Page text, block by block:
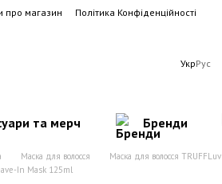
про магазин Політика Конфіденційності
УкрРус
та мерч Бренди
Маска для волосся
Маска для волосся TRUFFLuv
In Mask 125ml